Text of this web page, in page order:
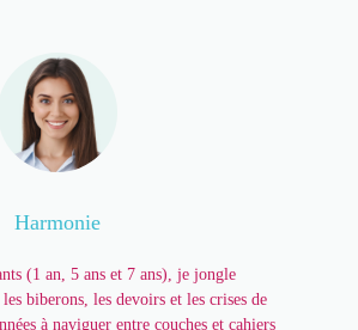
Harmonie
(1 an, 5 ans et 7 ans), je jongle
biberons, les devoirs et les crises de
à naviguer entre couches et cahiers